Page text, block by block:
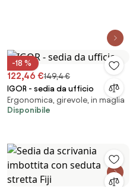
-18 %
122,46 €149,4 €
IGOR - sedia da ufficio
Ergonomica, girevole, in maglia
Disponibile